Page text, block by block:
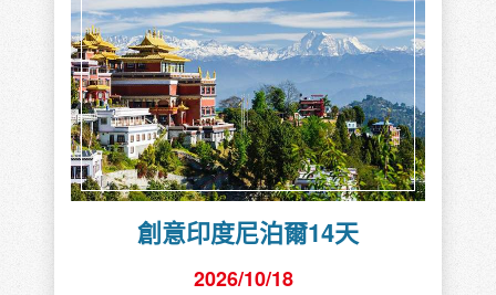
創意印度尼泊爾14天
2026/10/18